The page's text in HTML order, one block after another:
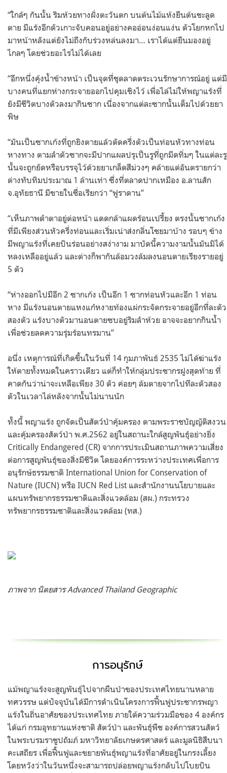
“ใกล้ๆ กันนั้น ริมห้วยทางฝั่งตะวันตก บนต้นไม้แห้งยืนต้นชะลูด
ตาย มีแร้งอีกตัวเกาะจับคอนอยู่อย่างคออ่อนง่อนแง่น ตัวโยกหกไป
มาหน้าหลังแต่ยังไม่ถึงกับร่วงหล่นลงมา… เราได้แต่ยืนมองอยู่
ไกลๆ โดยช่วยอะไรไม่ได้เลย
“อีกหนึ่งคุ้งน้ำข้างหน้า เป็นจุดที่ชุดลาดตระเวนรักษาการณ์อยู่ แต่มี
บางคนที่แยกห่างกระจายออกไปคุมเชิงไว้ เพื่อไล่ไม่ให้พญาแร้งที่
ยังมีชีวิตบางตัวลงมากินซาก เนื่องจากแต่ละซากนั้นเต็มไปด้วยยา
พิษ
“มันเป็นซากเก้งที่ถูกยิงตายแล้วตัดครึ่งตัวเป็นท่อนหัวทางท่อน
หางทาง ตามลำตัวซากจะมีปากแผลปรุเป็นรูที่ถูกมีดทิ่มๆ ในแต่ละรู
นั้นจะถูกยัดหรือบรรจุไว้ด้วยยาเกล็ดสีม่วงๆ คล้ายแต่อันตรายกว่า
ด่างทับทิมประมาณ 1 ล้านเท่า ซึ่งที่ตลาดปากเหมือง อ.ลานสัก
จ.อุทัยธานี มีขายในชื่อเรียกว่า “ฟูราดาน”
“เห็นภาพตำตาอยู่ต่อหน้า แดดกล้าแผดร้อนเปรี้ยง ตรงนั้นซากเก้ง
ที่มีเพียงส่วนหัวครึ่งท่อนและเริ่มเน่าส่งกลิ่นโชยมาบ้าง รอบๆ ข้าง
มีพญาแร้งที่เคยบินร่อนอย่างสง่างาม มาบัดนี้ความงามนั้นมันมิได้
หลงเหลืออยู่แล้ว และต่างก็พากันล้อมวงล้มลงนอนตายเรียงรายอยู่
5 ตัว
“ห่างออกไปมีอีก 2 ซากเก้ง เป็นอีก 1 ซากท่อนหัวและอีก 1 ท่อน
หาง มีแร้งนอนตายแหงแก๋หงายท้องแผ่กระจัดกระจายอยู่อีกที่ละตัว
สองตัว แร้งบางตัวมานอนตายซบอยู่ริมลำห้วย อาจจะอยากกินน้ำ
เพื่อช่วยลดความรุ่มร้อนทรมาน”
อนึ่ง เหตุการณ์ที่เกิดขึ้นในวันที่ 14 กุมภาพันธ์ 2535 ไม่ได้ฆ่าแร้ง
ให้ตายทั้งหมดในคราวเดียว แต่ก็ทำให้กลุ่มประชากรฝูงสุดท้าย ที่
คาดกันว่าน่าจะเหลือเพียง 30 ตัว ค่อยๆ ล้มตายจากไปทีละตัวสอง
ตัวในเวลาไล่หลังจากนั้นไม่นานนัก
ทั้งนี้ พญาแร้ง ถูกจัดเป็นสัตว์ป่าคุ้มครอง ตามพระราชบัญญัติสงวน
และคุ้มครองสัตว์ป่า พ.ศ.2562 อยู่ในสถานะใกล้สูญพันธุ์อย่างยิ่ง
Critically Endangered (CR) จากการประเมินสถานภาพความเสี่ยง
ต่อการสูญพันธุ์ของสิ่งมีชีวิต โดยองค์การระหว่างประเทศเพื่อการ
อนุรักษ์ธรรมชาติ International Union for Conservation of
Nature (IUCN) หรือ IUCN Red List และสำนักงานนโยบายและ
แผนทรัพยากรธรรมชาติและสิ่งแวดล้อม (สผ.) กระทรวง
ทรัพยากรธรรมชาติและสิ่งแวดล้อม (ทส.)
ภาพจาก นิตยสาร Advanced Thailand Geographic
การอนุรักษ์
แม้พญาแร้งจะสูญพันธุ์ไปจากผืนป่าของประเทศไทยนานหลาย
ทศวรรษ แต่ปัจจุบันได้มีการดำเนินโครงการฟื้นฟูประชากรพญา
แร้งในถิ่นอาศัยของประเทศไทย ภายใต้ความร่วมมือของ 4 องค์กร
ได้แก่ กรมอุทยานแห่งชาติ สัตว์ป่า และพันธุ์พืช องค์การสวนสัตว์
ในพระบรมราชูปถัมภ์ มหาวิทยาลัยเกษตรศาสตร์ และมูลนิธิสืบนา
คะเสถียร เพื่อฟื้นฟูและขยายพันธุ์พญาแร้งที่อาศัยอยู่ในกรงเลี้ยง
โดยหวังว่าในวันหนึ่งจะสามารถปล่อยพญาแร้งกลับไปโบยบิน